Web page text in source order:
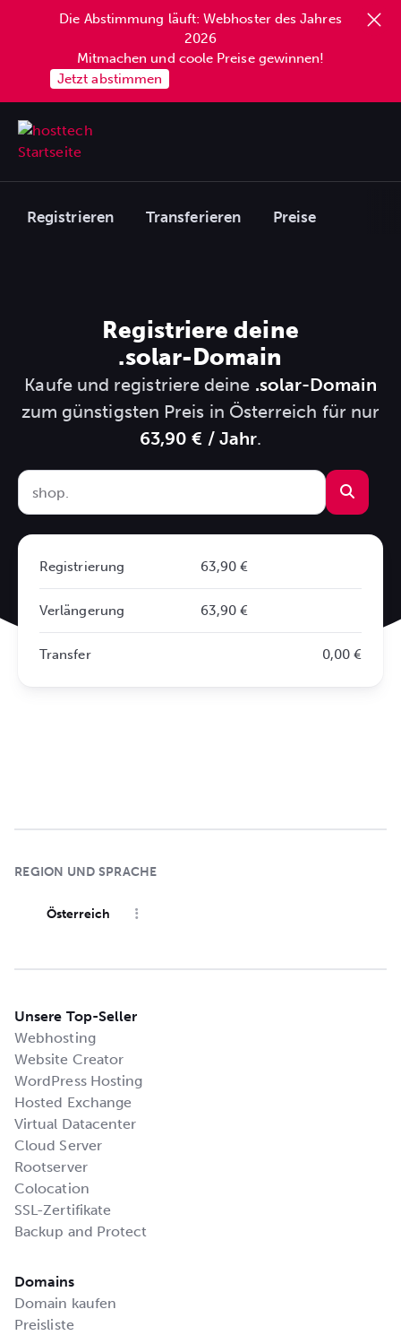
Die Abstimmung läuft: Webhoster des Jahres
2026
Mitmachen und coole Preise gewinnen!
Jetzt abstimmen
Registrieren Transferieren Preise
Registriere deine
.solar-Domain
Kaufe und registriere deine .solar-Domain
zum günstigsten Preis in Österreich für nur
63,90 € / Jahr.
Registrierung 63,90 €
Verlängerung 63,90 €
Transfer 0,00 €
REGION UND SPRACHE
Österreich
Unsere Top-Seller
Webhosting
Website Creator
WordPress Hosting
Hosted Exchange
Virtual Datacenter
Cloud Server
Rootserver
Colocation
SSL-Zertifikate
Backup and Protect
Domains
Domain kaufen
Preisliste